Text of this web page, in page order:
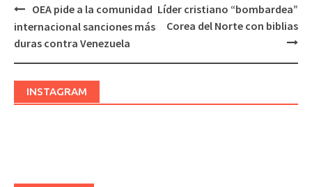
Post
navigation
OEA pide a la comunidad
internacional sanciones más
duras contra Venezuela
Líder cristiano “bombardea”
Corea del Norte con biblias
INSTAGRAM